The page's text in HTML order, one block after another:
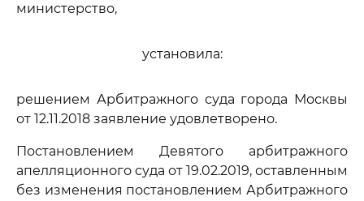
министерство,
установила:
решением Арбитражного суда города Москвы
от 12.11.2018 заявление удовлетворено.
Постановлением Девятого арбитражного
апелляционного суда от 19.02.2019, оставленным
без изменения постановлением Арбитражного